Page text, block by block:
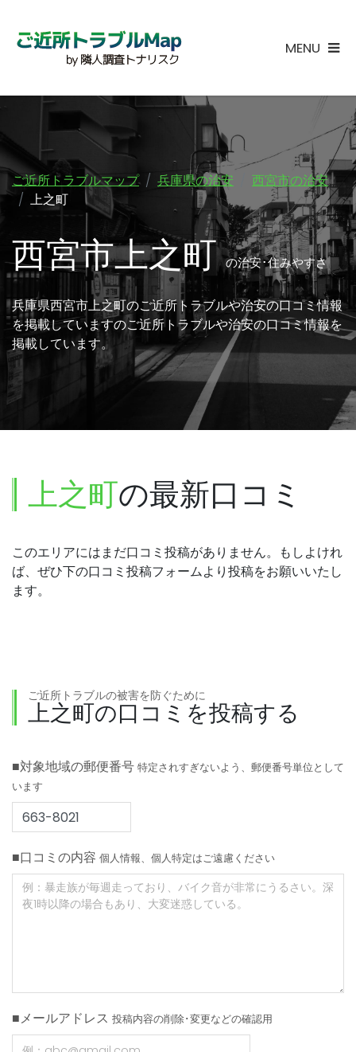
MENU
ご近所トラブルマップ 兵庫県の治安
西宮市の治安
上之町
西宮市上之町の治安･住みやすさ
兵庫県西宮市上之町のご近所トラブルや治安の口コミ情報
を掲載していますのご近所トラブルや治安の口コミ情報を
掲載しています。
上之町の最新口コミ
このエリアにはまだ口コミ投稿がありません。もしよけれ
ば、ぜひ下の口コミ投稿フォームより投稿をお願いいたし
ます。
ご近所トラブルの被害を防ぐために
上之町の口コミを投稿する
■対象地域の郵便番号 特定されすぎないよう、郵便番号単位として
います
■口コミの内容 個人情報、個人特定はご遠慮ください
■メールアドレス 投稿内容の削除･変更などの確認用